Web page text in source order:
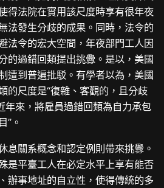
得法院在實用該尺度時享有很年夜
法發生分歧的成果。同時，法令的
法令的宏大空間，年夜部門工人因
的過錯回類提出挑釁。是以，美國
遭到普遍批駁。有學者以為，美國
的尺度是“復雜、客觀的，且分歧
年來，將雇員過錯回類為自力承包
”。
息關系概念和認定例則帶來挑釁。
是平臺工人在必定水平上享有能否
辦事地址的自立性，使得傳統的多